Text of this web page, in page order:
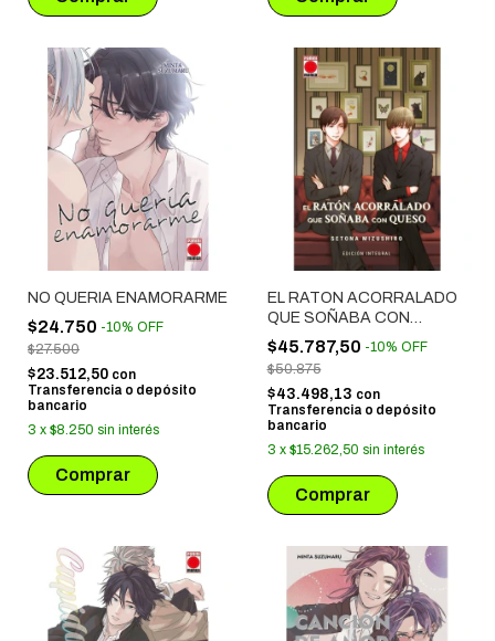
NO QUERIA ENAMORARME
$24.750 -10% OFF
$27.500
$23.512,50 con
Transferencia o depósito
bancario
3 x $8.250 sin interés
EL RATON ACORRALADO
QUE SOÑABA CON
QUESO ED. INTEGRAL
$45.787,50 -10% OFF
$50.875
$43.498,13 con
Transferencia o depósito
bancario
3 x $15.262,50 sin interés